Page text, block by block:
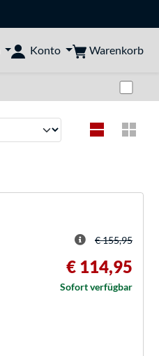
Konto Warenkorb
€ 155,95
€ 114,95
Sofort verfügbar